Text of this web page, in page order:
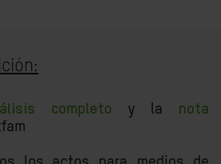
completo y la nota